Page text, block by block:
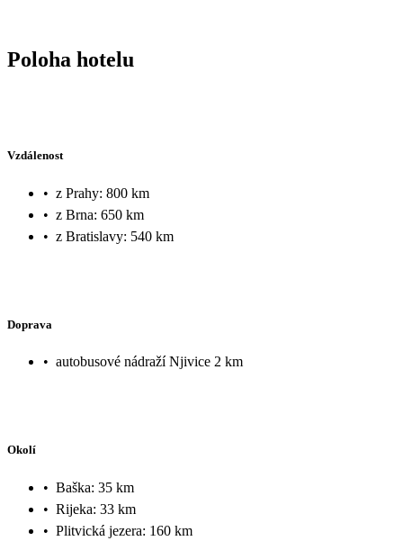
Poloha hotelu
Vzdálenost
• z Prahy: 800 km
• z Brna: 650 km
• z Bratislavy: 540 km
Doprava
• autobusové nádraží Njivice 2 km
Okolí
• Baška: 35 km
• Rijeka: 33 km
• Plitvická jezera: 160 km